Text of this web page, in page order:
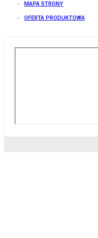
MAPA STRONY
OFERTA PRODUKTOWA